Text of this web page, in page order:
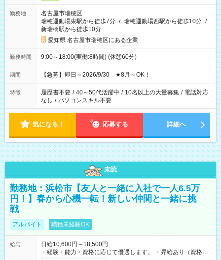
勤務地
名古屋市瑞穂区
瑞穂運動場東駅から徒歩7分 / 瑞穂運動場西駅から徒歩10分 /
新瑞橋駅から徒歩10分
愛知県 名古屋市瑞穂区にある企業
勤務時間 9:00～18:00(実働:8時間) (休憩60分)
期間 【急募】即日～2026/9/30 ★8月～OK！
特徴 履歴書不要 / 40～50代活躍中 / 10名以上の大量募集 / 電話対応
なし / パソコンスキル不要
気になる！ 応募する 詳細へ
未読
勤務地：浜松市【友人と一緒に入社で一人6.5万
円！】春から心機一転！新しい仲間と一緒に挑
戦
アルバイト 職種未経験OK
給与
日給10,600円～18,500円
・経験・能力・資格に応じて優遇します。 ・昇給あり（資格取